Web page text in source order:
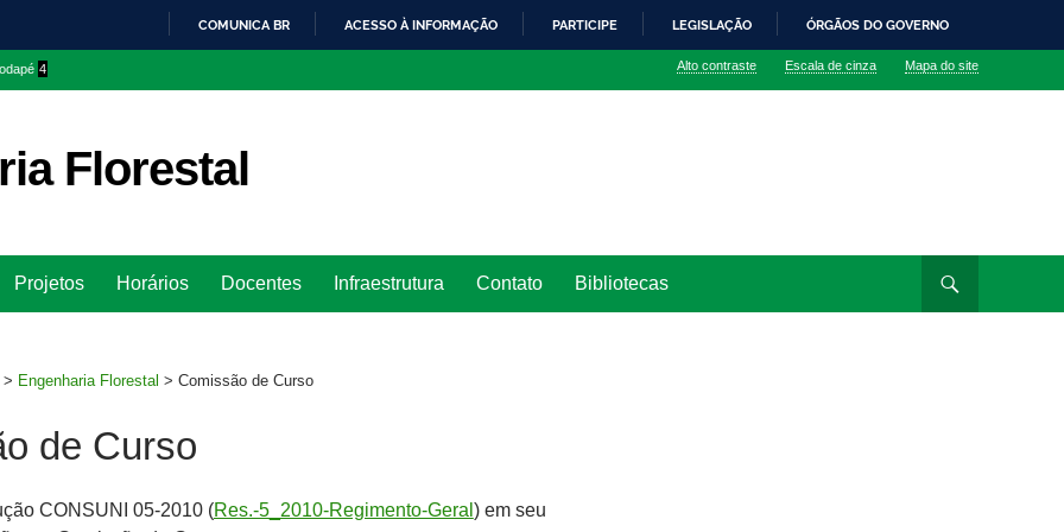
O
COMUNICA BR ACESSO À INFORMAÇÃO PARTICIPE LEGISLAÇÃO ÓRGÃOS DO GOVERNO
4 Alto contraste Escala de cinza Mapa do site
Florestal
para
Projetos Horários Docentes Infraestrutura Contato Bibliotecas
> Engenharia Florestal > Comissão de Curso
de Curso
CONSUNI 05-2010 (Res.-5_2010-Regimento-Geral ) em seu